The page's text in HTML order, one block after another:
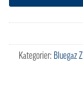
Kategorier: Bluegaz